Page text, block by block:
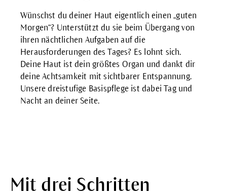
Wünschst du deiner Haut eigentlich einen „guten
Morgen“? Unterstützt du sie beim Übergang von
ihren nächtlichen Aufgaben auf die
Herausforderungen des Tages? Es lohnt sich.
Deine Haut ist dein größtes Organ und dankt dir
deine Achtsamkeit mit sichtbarer Entspannung.
Unsere dreistufige Basispflege ist dabei Tag und
Nacht an deiner Seite.
Mit drei Schritten